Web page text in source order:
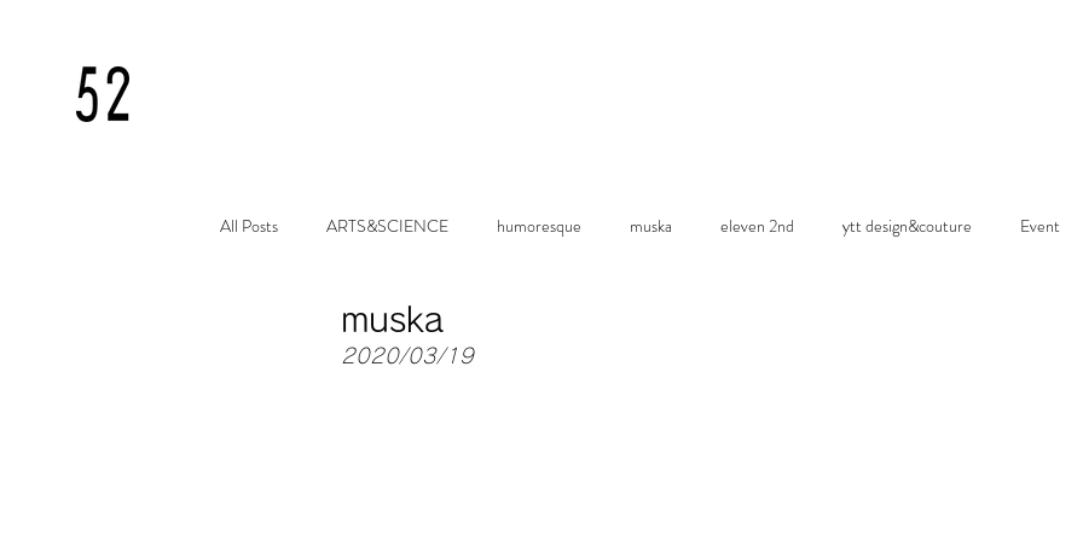
All Posts ARTS&SCIENCE humoresque muska eleven 2nd ytt design&couture Event
muska
2020/03/19